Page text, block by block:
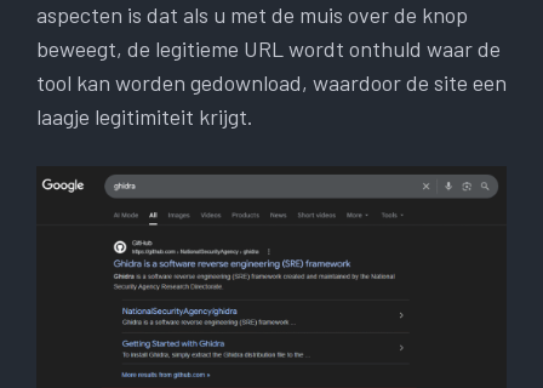
aspecten is dat als u met de muis over de knop
beweegt, de legitieme URL wordt onthuld waar de
tool kan worden gedownload, waardoor de site een
laagje legitimiteit krijgt.